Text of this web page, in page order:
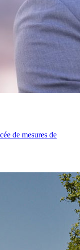
de mesures de